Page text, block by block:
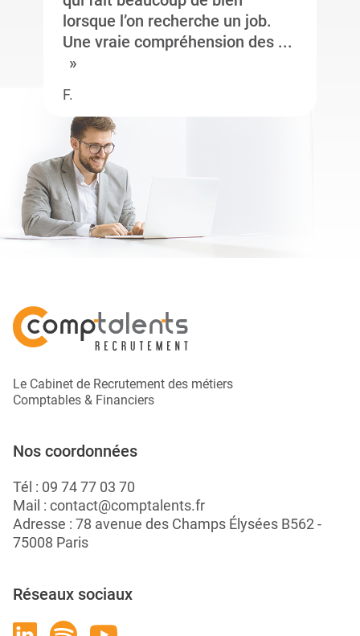
lorsque l’on recherche un job.
Une vraie compréhension des ...
F.
Le Cabinet de Recrutement des métiers
Comptables & Financiers
Nos coordonnées
Tél : 09 74 77 03 70
Mail : contact@comptalents.fr
Adresse : 78 avenue des Champs Élysées B562 -
75008 Paris
Réseaux sociaux